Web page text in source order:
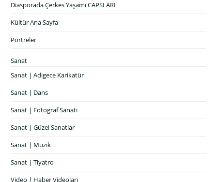
Diasporada Çerkes Yaşamı CAPSLARI
Kültür Ana Sayfa
Portreler
Sanat
Sanat | Adigece Karikatür
Sanat | Dans
Sanat | Fotograf Sanatı
Sanat | Güzel Sanatlar
Sanat | Müzik
Sanat | Tiyatro
Video | Haber Videoları